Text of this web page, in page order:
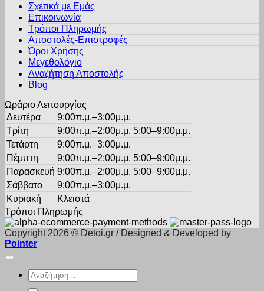
σελίδα
προϊόντος
Σχετικά με Εμάς
Επικοινωνία
Τρόποι Πληρωμής
Αποστολές-Επιστροφές
Όροι Χρήσης
Μεγεθολόγιο
Αναζήτηση Αποστολής
Blog
Ωράριο Λειτουργίας
Δευτέρα
9:00π.μ.–3:00μ.μ.
Τρίτη
9:00π.μ.–2:00μ.μ. 5:00–9:00μ.μ.
Τετάρτη
9:00π.μ.–3:00μ.μ.
Πέμπτη
9:00π.μ.–2:00μ.μ. 5:00–9:00μ.μ.
Παρασκευή 9:00π.μ.–2:00μ.μ. 5:00–9:00μ.μ.
Σάββατο
9:00π.μ.–3:00μ.μ.
Κυριακή
Κλειστά
Τρόποι Πληρωμής
Copyright 2026 © Detoi.gr / Designed & Developed by
Pointer
Αναζήτηση
για: